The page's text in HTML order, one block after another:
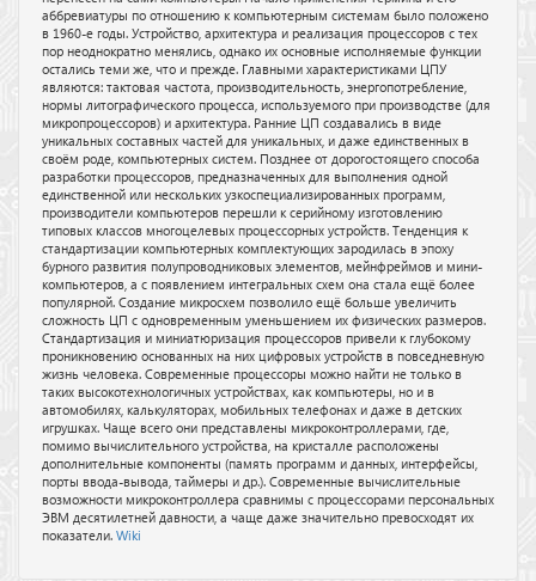
аббревиатуры по отношению к компьютерным системам было положено
в 1960-е годы. Устройство, архитектура и реализация процессоров с тех
пор неоднократно менялись, однако их основные исполняемые функции
остались теми же, что и прежде. Главными характеристиками ЦПУ
являются: тактовая частота, производительность, энергопотребление,
нормы литографического процесса, используемого при производстве (для
микропроцессоров) и архитектура. Ранние ЦП создавались в виде
уникальных составных частей для уникальных, и даже единственных в
своём роде, компьютерных систем. Позднее от дорогостоящего способа
разработки процессоров, предназначенных для выполнения одной
единственной или нескольких узкоспециализированных программ,
производители компьютеров перешли к серийному изготовлению
типовых классов многоцелевых процессорных устройств. Тенденция к
стандартизации компьютерных комплектующих зародилась в эпоху
бурного развития полупроводниковых элементов, мейнфреймов и мини-
компьютеров, а с появлением интегральных схем она стала ещё более
популярной. Создание микросхем позволило ещё больше увеличить
сложность ЦП с одновременным уменьшением их физических размеров.
Стандартизация и миниатюризация процессоров привели к глубокому
проникновению основанных на них цифровых устройств в повседневную
жизнь человека. Современные процессоры можно найти не только в
таких высокотехнологичных устройствах, как компьютеры, но и в
автомобилях, калькуляторах, мобильных телефонах и даже в детских
игрушках. Чаще всего они представлены микроконтроллерами, где,
помимо вычислительного устройства, на кристалле расположены
дополнительные компоненты (память программ и данных, интерфейсы,
порты ввода-вывода, таймеры и др.). Современные вычислительные
возможности микроконтроллера сравнимы с процессорами персональных
ЭВМ десятилетней давности, а чаще даже значительно превосходят их
показатели. Wiki